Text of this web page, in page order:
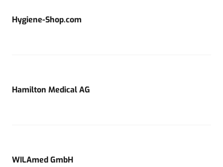
Hygiene-Shop.com
Hamilton Medical AG
WILAmed GmbH